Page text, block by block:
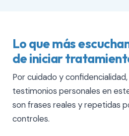
Lo que más
de iniciar
Por cuidado y
testimonios personales en
son frases reales y repetidas
controles.